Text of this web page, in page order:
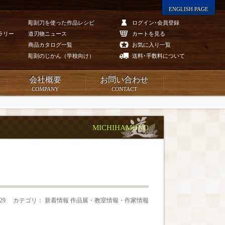
リー
彫刻刀を使った作品レシピ
道刃物ニュース
商品カタログ一覧
彫刻のじかん（学校向け）
ログイン･会員登録
カートを見る
お気に入り一覧
送料･手数料について
ENGLISH PAGE
会社概要
COMPANY
お問い合わせ
CONTACT
MICHIHAMONO
カテゴリ： 新着情報 作品展・教室情報・作家情報